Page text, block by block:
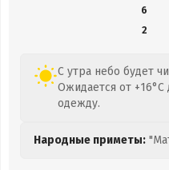
6
2
С утра небо будет
Ожидается от +16°C
одежду.
Народные приметы: